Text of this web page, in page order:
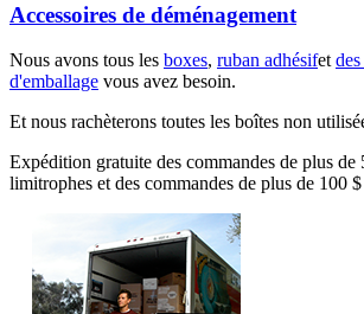
Accessoires de déménagement
Nous avons tous les boxes, ruban adhésifet
d'emballage vous avez besoin.
Et nous rachèterons toutes les boîtes non
Expédition gratuite des commandes de plus de
limitrophes et des commandes de plus de 100